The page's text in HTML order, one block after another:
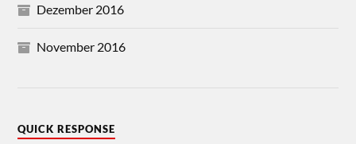
Dezember 2016
November 2016
QUICK RESPONSE